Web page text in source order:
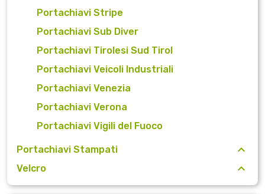
Portachiavi Stripe
Portachiavi Sub Diver
Portachiavi Tirolesi Sud Tirol
Portachiavi Veicoli Industriali
Portachiavi Venezia
Portachiavi Verona
Portachiavi Vigili del Fuoco
Portachiavi Stampati
Velcro